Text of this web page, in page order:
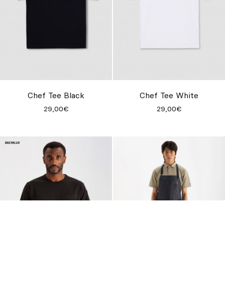
Chef Tee Black
29,00€
Chef Tee White
29,00€